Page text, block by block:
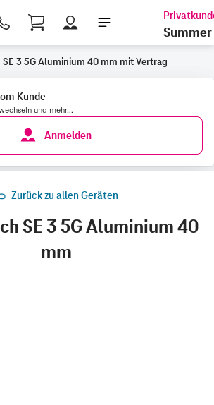
Shopping Cart
Summer
3 5G Aluminium 40 mm mit Vertrag
Kunde
und mehr...
Anmelden
Zurück zu allen Geräten
SE 3 5G Aluminium 40
mm